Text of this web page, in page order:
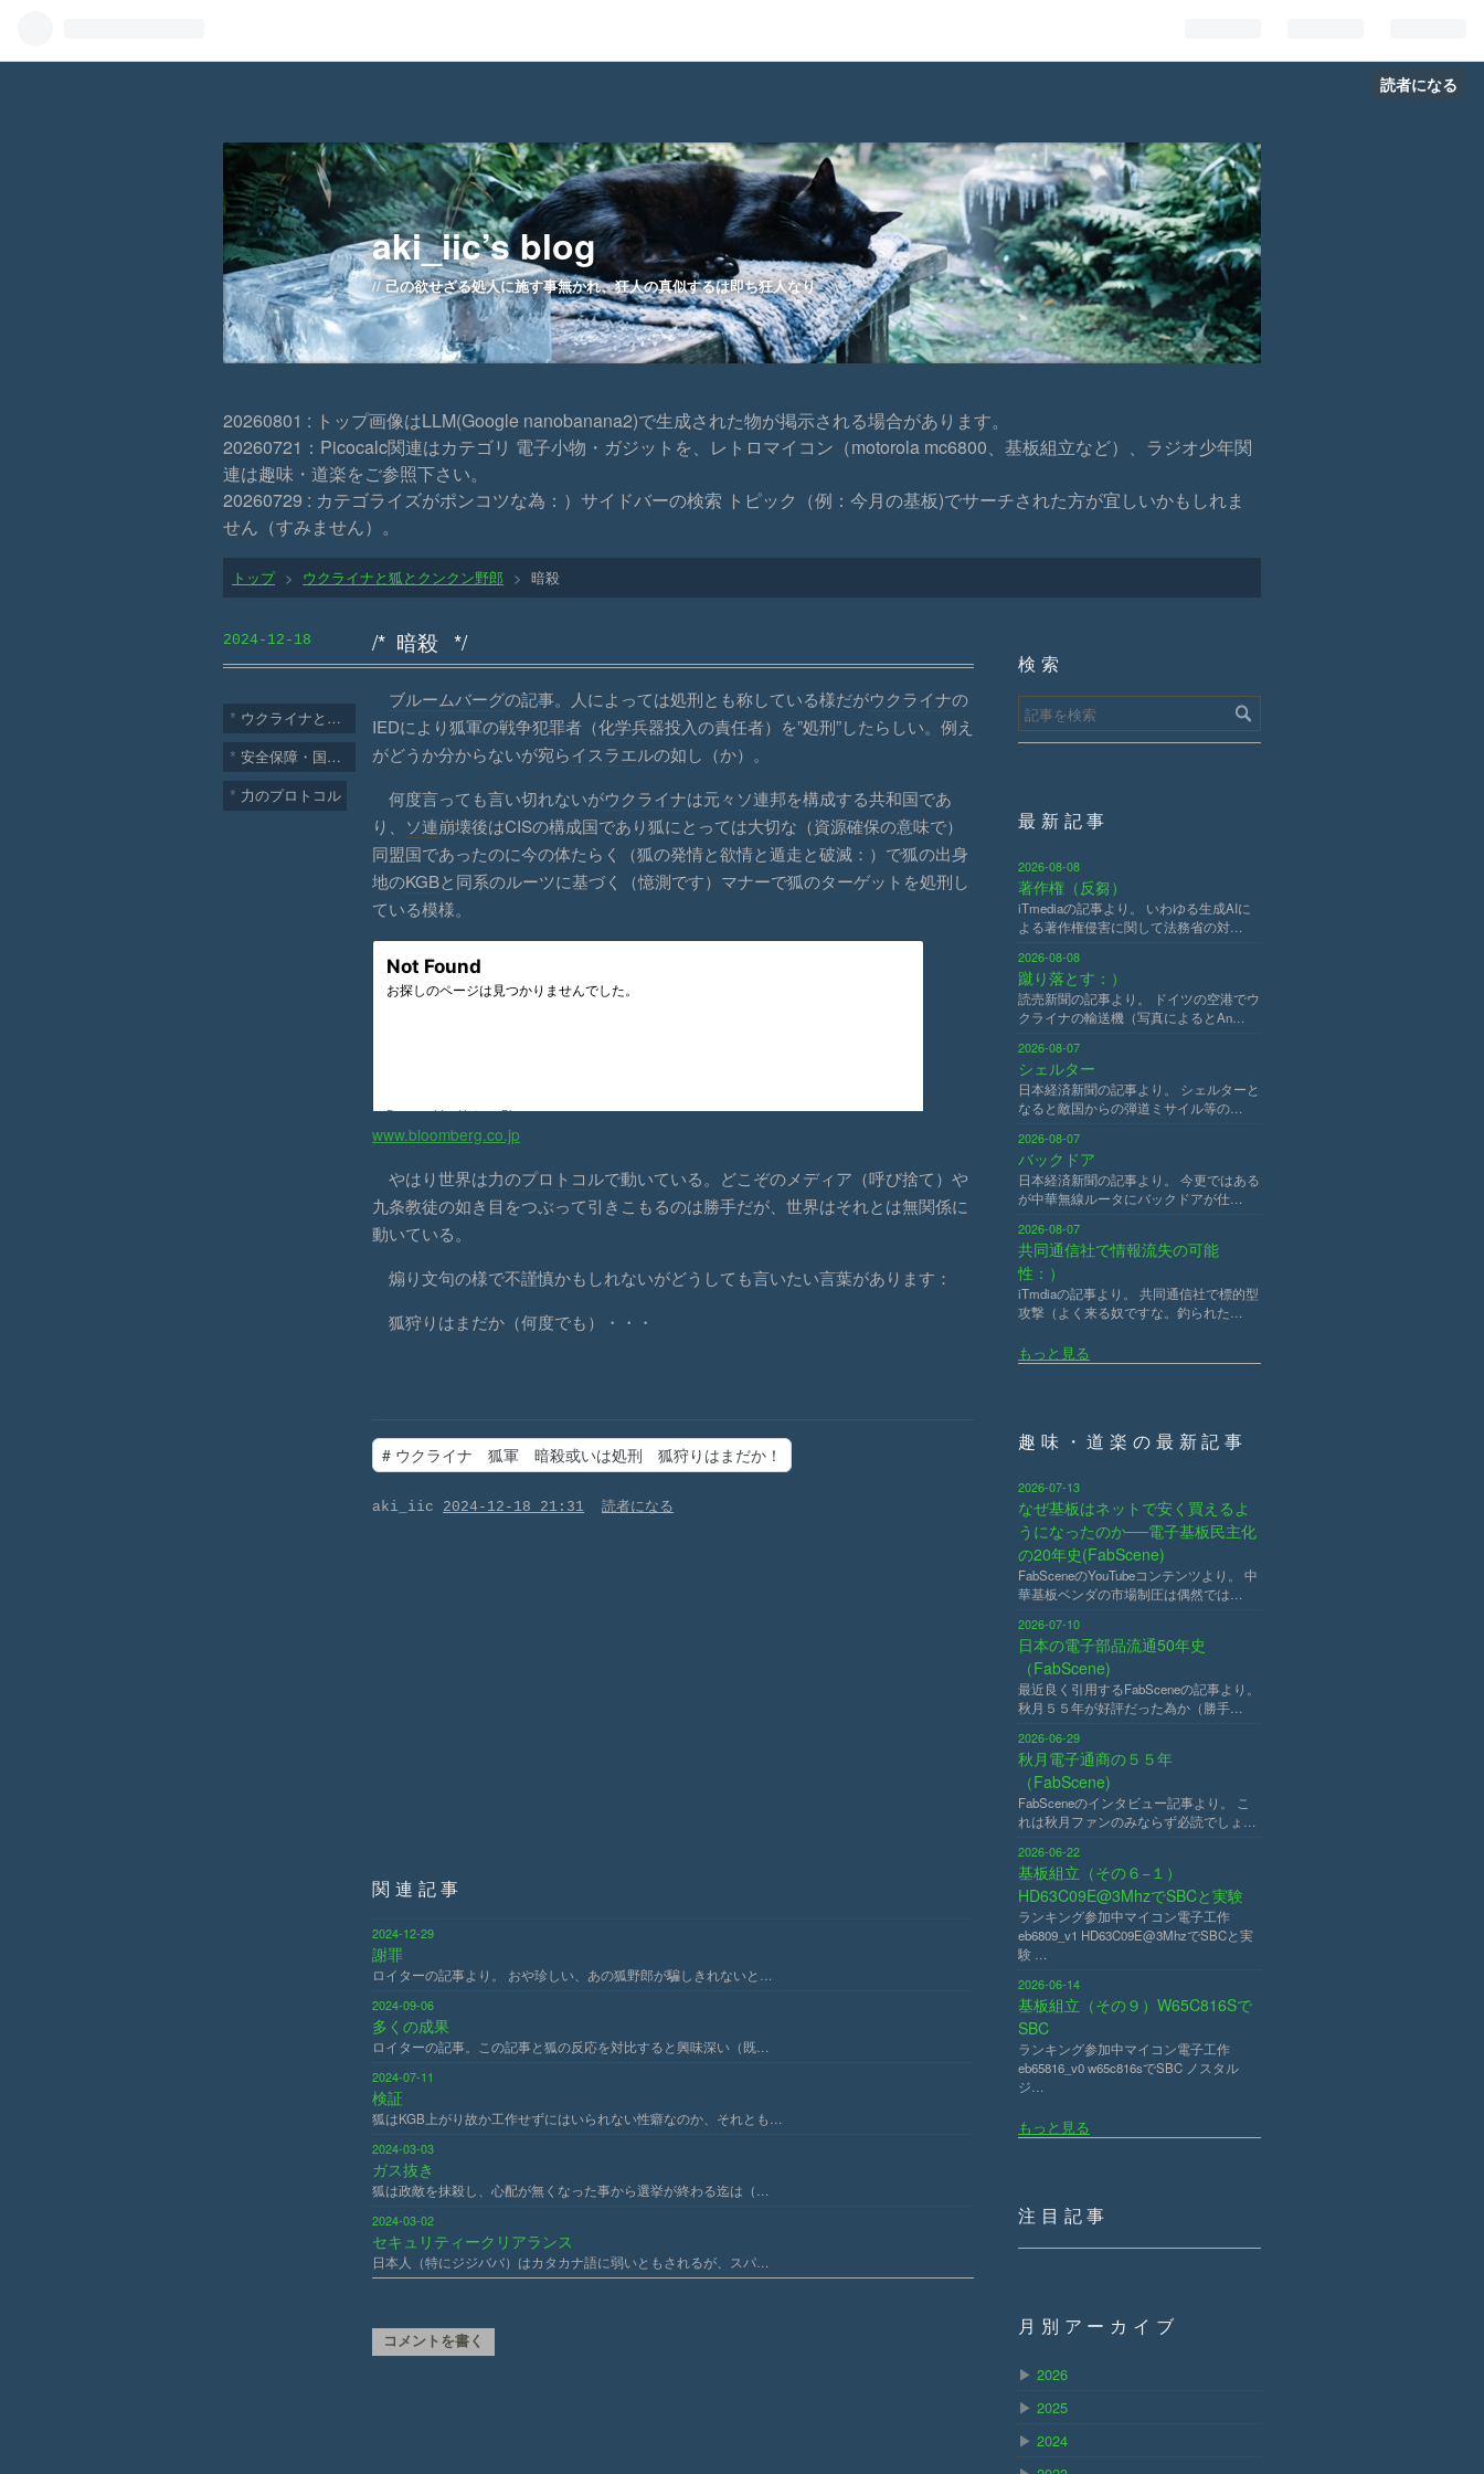
読者になる
aki_iic’s blog
己の欲せざる処人に施す事無かれ、狂人の真似するは即ち狂人なり
20260801 : トップ画像はLLM(Google nanobanana2)で生成された物が掲示される場合があります。
20260721：Picocalc関連はカテゴリ 電子小物・ガジットを、レトロマイコン（motorola mc6800、基板組立など）、ラジオ少年関
連は趣味・道楽をご参照下さい。
20260729 : カテゴライズがポンコツな為：）サイドバーの検索 トピック（例：今月の基板)でサーチされた方が宜しいかもしれま
せん（すみません）。
トップ > ウクライナと狐とクンクン野郎 > 暗殺
2024 - 12 - 18 暗殺
ウクライナと狐とクンクン野郎
安全保障・国家戦略
力のプロトコル
ブルームバーグの記事。人によっては処刑とも称している様だがウクライナの
IEDにより狐軍の戦争犯罪者（化学兵器投入の責任者）を”処刑”したらしい。例え
がどうか分からないが宛らイスラエルの如し（か）。
何度言っても言い切れないがウクライナは元々 ソ連邦を構成する共和国であ
り、 ソ連崩壊後はCISの構成国であり狐にとっては大切な（資源確保の意味で）
同盟国であったのに今の体たらく（狐の発情と欲情と遁走と破滅：）で狐の出身
地のKGBと同系のルーツに基づく（憶測です）マナーで狐のターゲットを処刑し
ている模様。
www.bloomberg.co.jp
やはり世界は力のプロトコルで動いている。どこぞのメディア（呼び捨て）や
九条教徒の如き目をつぶって引きこもるのは勝手だが、世界はそれとは無関係に
動いている。
煽り文句の様で不謹慎かもしれないがどうしても言いたい言葉があります：
狐狩りはまだか（何度でも）・・・
# ウクライナ 狐軍 暗殺或いは処刑 狐狩りはまだか！
aki_iic 2024-12-18 21:31 読者になる
関連記事
2024-12-29
謝罪
ロイターの記事より。 おや珍しい、あの狐野郎が騙しきれないと…
2024-09-06
多くの成果
ロイターの記事。この記事と狐の反応を対比すると興味深い（既…
2024-07-11
検証
狐はKGB上がり故か工作せずにはいられない性癖なのか、それとも…
2024-03-03
ガス抜き
狐は政敵を抹殺し、心配が無くなった事から選挙が終わる迄は（…
2024-03-02
セキュリティークリアランス
日本人（特にジジババ）はカタカナ語に弱いともされるが、スパ…
コメントを書く
検索
最新記事
2026-08-08
著作権（反芻）
iTmediaの記事より。 いわゆる生成AIに
よる著作権侵害に関して法務省の対…
2026-08-08
蹴り落とす：）
読売新聞の記事より。 ドイツの空港でウ
クライナの輸送機（写真によるとAn…
2026-08-07
シェルター
日本経済新聞の記事より。 シェルターと
なると敵国からの弾道ミサイル等の…
2026-08-07
バックドア
日本経済新聞の記事より。 今更ではある
が中華無線ルータにバックドアが仕…
2026-08-07
共同通信社で情報流失の可能
性：）
iTmdiaの記事より。 共同通信社で標的型
攻撃（よく来る奴ですな。釣られた…
もっと見る
趣味・道楽の最新記事
2026-07-13
なぜ基板はネットで安く買えるよ
うになったのか──電子基板民主化
の20年史(FabScene)
FabSceneのYouTubeコンテンツより。 中
華基板ベンダの市場制圧は偶然では…
2026-07-10
日本の電子部品流通50年史
（FabScene)
最近良く引用するFabSceneの記事より。
秋月５５年が好評だった為か（勝手…
2026-06-29
秋月電子通商の５５年
（FabScene)
FabSceneのインタビュー記事より。 こ
れは秋月ファンのみならず必読でしょ…
2026-06-22
基板組立（その６−１）
HD63C09E@3MhzでSBCと実験
ランキング参加中マイコン電子工作
eb6809_v1 HD63C09E@3MhzでSBCと実
験 …
2026-06-14
基板組立（その９）W65C816Sで
SBC
ランキング参加中マイコン電子工作
eb65816_v0 w65c816sでSBC ノスタル
ジ…
もっと見る
注目記事
月別アーカイブ
▶ 2026
▶ 2025
▶ 2024